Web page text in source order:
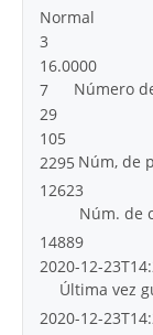
Normal
3
16.0000
Número
7
29
105
Núm, de
2295
12623
Núm. de
14889
2020-12-
Última vez
2020-12-